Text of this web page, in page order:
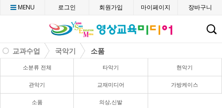
CMENU 로그인 회원가입 마이페이지 장바구니
교과수업 국악기 소품
소분류 전체 타악기 현악기
관악기 교재미디어 가방케이스
소품 의상,신발